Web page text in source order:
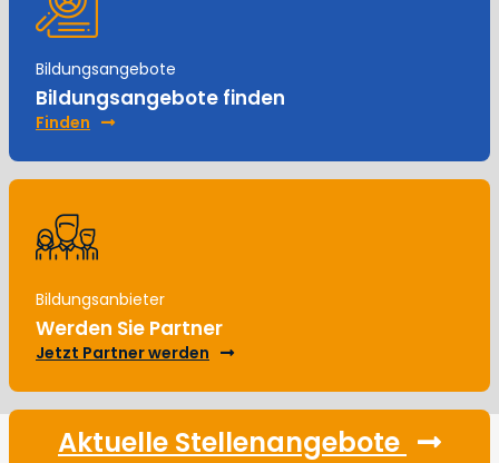
Bildungsangebote
Bildungsangebote finden
Finden
Bildungsanbieter
Werden Sie Partner
Jetzt Partner werden
Aktuelle Stellenangebote